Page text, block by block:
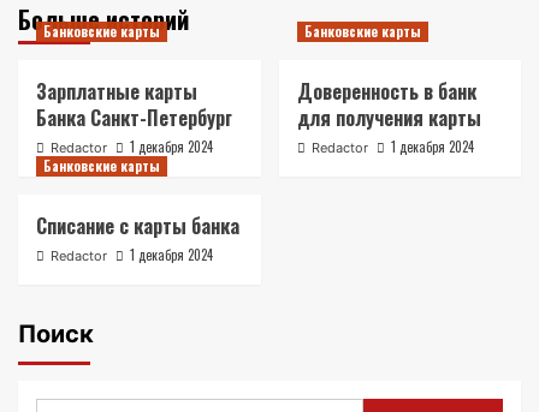
Больше историй
Банковские карты
Зарплатные карты
Банка Санкт-Петербург
Redactor 1 декабря 2024
Банковские карты
Доверенность в банк
для получения карты
Redactor
1 декабря 2024
Банковские карты
Списание с карты банка
Redactor 1 декабря 2024
Поиск